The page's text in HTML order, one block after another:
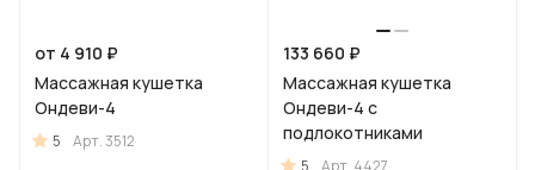
от 4 910 ₽
Массажная кушетка
Ондеви-4
5 Арт.3512
133 660 ₽
Массажная кушетка
Ондеви-4 с
подлокотниками
5 Арт. 4427